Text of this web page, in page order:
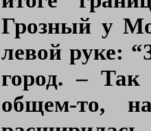
Грозный у
левой руке:
город. – Так
общем-то,